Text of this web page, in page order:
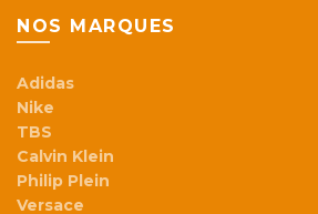
NOS MARQUES
Adidas
Nike
TBS
Calvin Klein
Philip Plein
Versace